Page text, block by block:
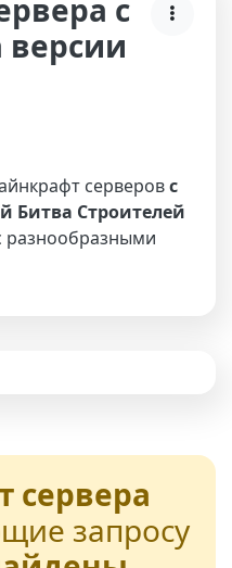
с
серверовс
Битва Строителей
разнообразными
сервера
запросу